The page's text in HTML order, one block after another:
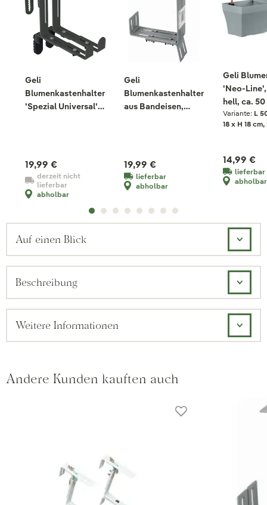
Geli
Blumenkastenhalter
'Spezial Universal',
19,99 €
derzeit nicht
lieferbar
abholbar
Geli
Blumenkastenhalter
aus Bandeisen,
19,99 €
lieferbar
abholbar
Geli
'Neo-
hell, ca. 50
18 cm
Variante: L
18 x H 18
14,99 €
lieferbar
abholbar
Auf einen Blick
Beschreibung
Weitere Informationen
Andere Kunden kauften auch